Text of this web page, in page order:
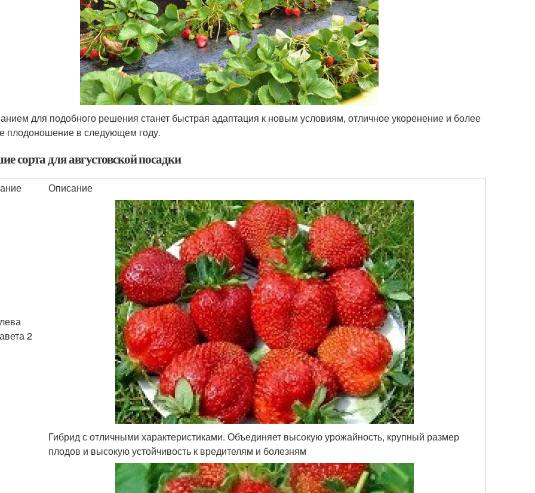
для подобного решения станет быстрая адаптация к новым условиям, отличное укоренение и более
плодоношение в следующем году.
сорта для августовской посадки
Описание
2
Гибрид с отличными характеристиками. Объединяет высокую урожайность, крупный размер
плодов и высокую устойчивость к вредителям и болезням